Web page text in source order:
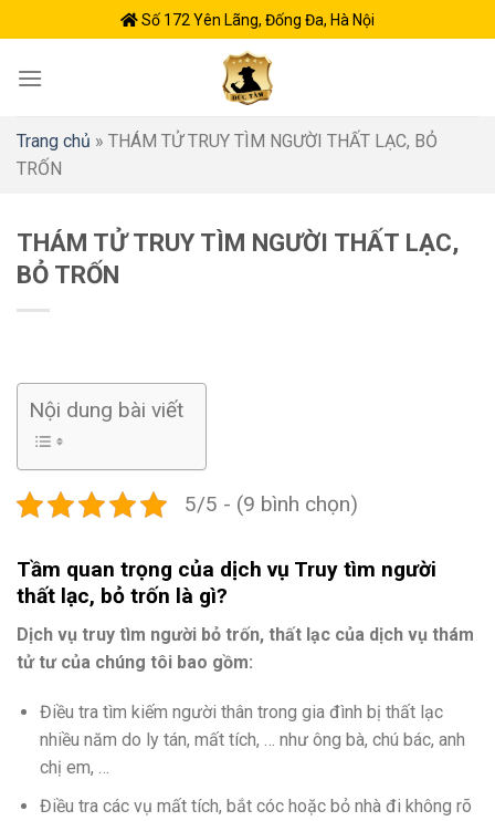
to
content
Số 172 Yên Lãng, Đống Đa, Hà Nội
Trang chủ » THÁM TỬ TRUY TÌM NGƯỜI THẤT LẠC, BỎ
TRỐN
THÁM TỬ TRUY TÌM NGƯỜI THẤT LẠC,
BỎ TRỐN
Nội dung bài viết
5/5 - (9 bình chọn)
Tầm quan trọng của dịch vụ Truy tìm người
thất lạc, bỏ trốn là gì?
Dịch vụ truy tìm người bỏ trốn, thất lạc của dịch vụ thám
tử tư của chúng tôi bao gồm:
Điều tra tìm kiếm người thân trong gia đình bị thất lạc
nhiều năm do ly tán, mất tích, … như ông bà, chú bác, anh
chị em, …
Điều tra các vụ mất tích, bắt cóc hoặc bỏ nhà đi không rõ